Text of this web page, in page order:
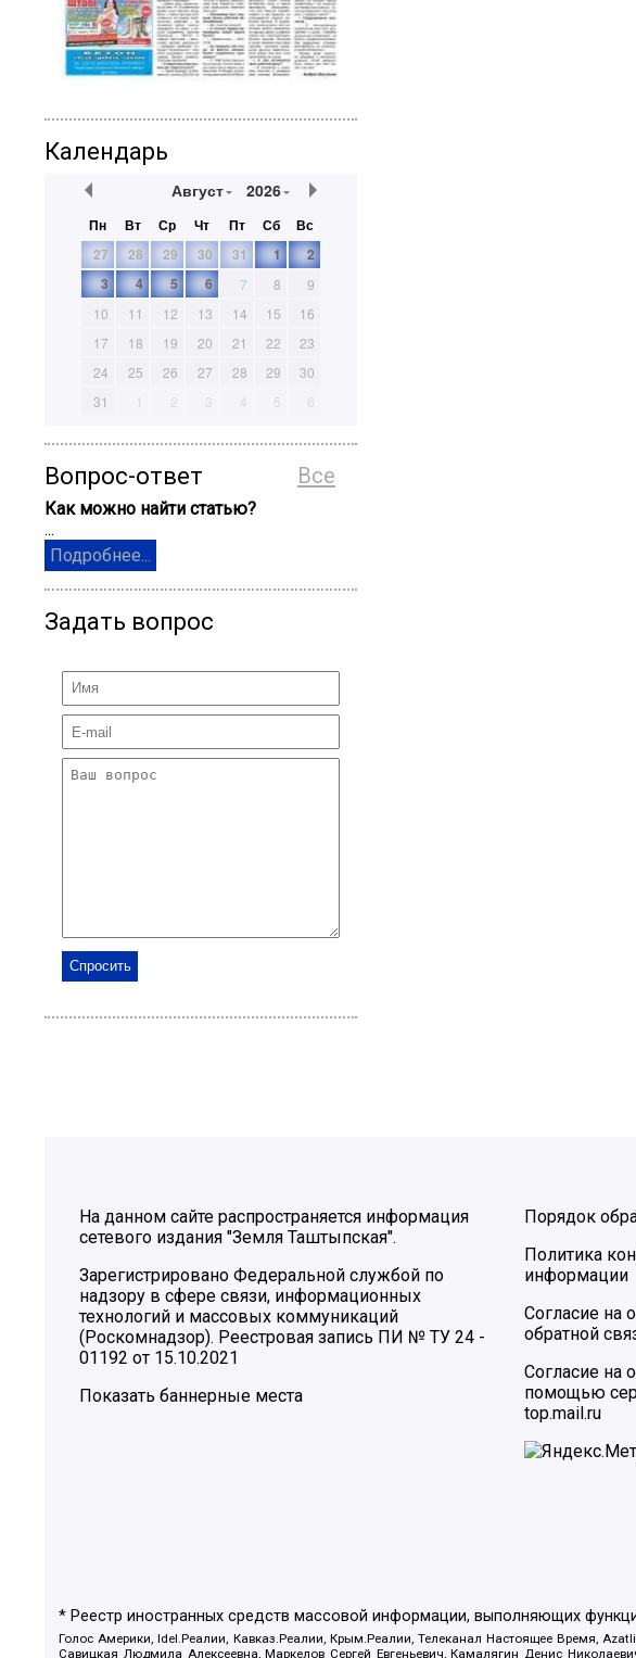
Календарь
Август 2026
Пн Вт Ср Чт Пт Сб
Вс
27
28 29 30 31 1
2
3
4 5 6 7 8
9
10
11 12 13 14 15
16
17
18 19 20 21 22
23
24
25 26 27 28 29
30
31
1 2 3 4 5 6
Все
Вопрос-ответ
Как можно найти статью?
...
Подробнее...
Задать вопрос
На данном сайте распространяется информация
сетевого издания "Земля Таштыпская".
Зарегистрировано Федеральной службой по
надзору в сфере связи, информационных
технологий и массовых коммуникаций
(Роскомнадзор). Реестровая запись ПИ № ТУ 24 -
01192 от 15.10.2021
Показать баннерные места
Порядок
Политика
информации
Согласие на
обратной
Согласие на
помощью
top.mail.ru
* Реестр иностранных средств массовой информации, выполняющих
Голос Америки, Idel.Реалии, Кавказ.Реалии, Крым.Реалии, Телеканал Настоящее Время,
Савицкая Людмила Алексеевна, Маркелов Сергей Евгеньевич, Камалягин Денис